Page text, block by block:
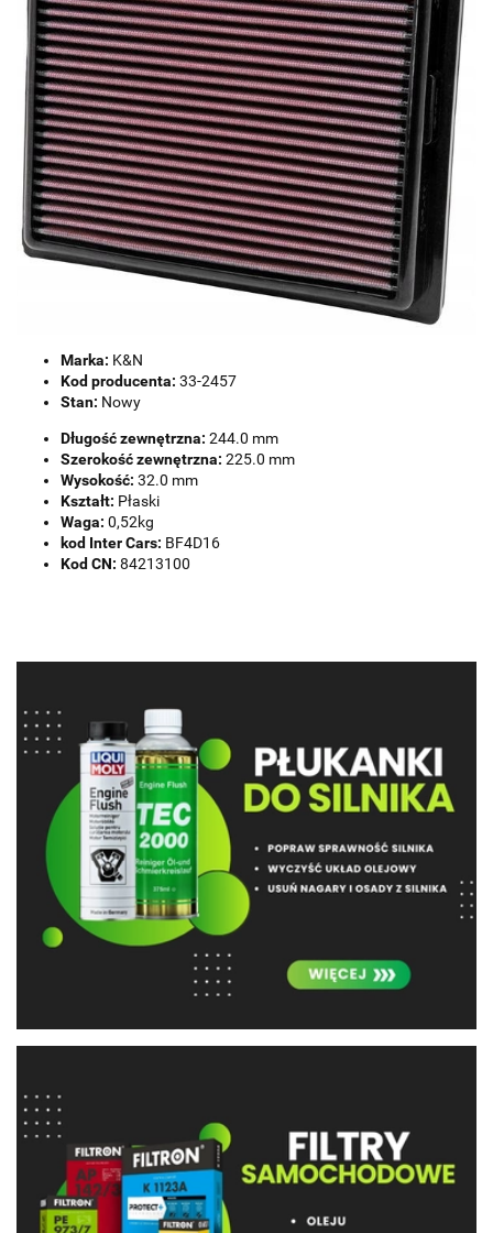
Marka: K&N
Kod producenta: 33-2457
Stan: Nowy
Długość zewnętrzna: 244.0 mm
Szerokość zewnętrzna: 225.0 mm
Wysokość: 32.0 mm
Kształt: Płaski
Waga: 0,52kg
kod Inter Cars: BF4D16
Kod CN: 84213100